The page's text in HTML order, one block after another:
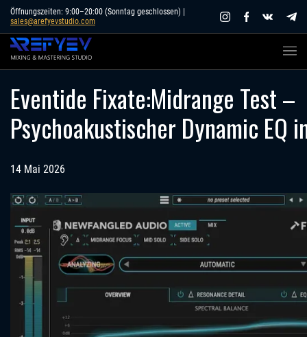
Skip
content
Öffnungszeiten: 9:00–20:00 (Sonntag geschlossen) |
sales@arefyevstudio.com
Eventide Fixate:Midrange Test –
Psychoakustischer Dynamic EQ
14 Mai 2026